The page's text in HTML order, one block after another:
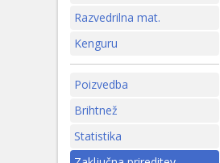
Razvedrilna mat.
Kenguru
Poizvedba
Brihtnež
Statistika